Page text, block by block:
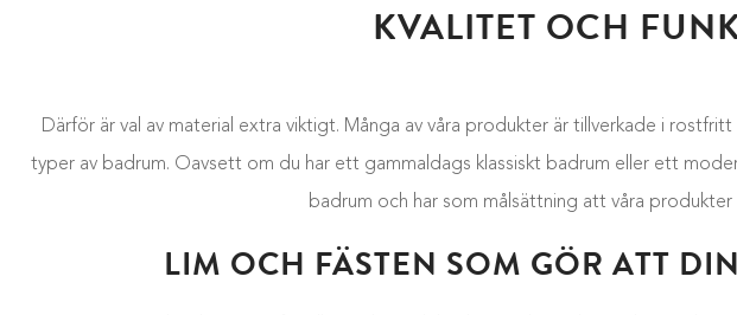
KVALITET OCH
Därför är val av material extra viktigt. Många av våra produkter är tillverkade i
typer av badrum. Oavsett om du har ett gammaldags klassiskt badrum eller ett
badrum och har som målsättning att våra
LIM OCH FÄSTEN SOM GÖR ATT